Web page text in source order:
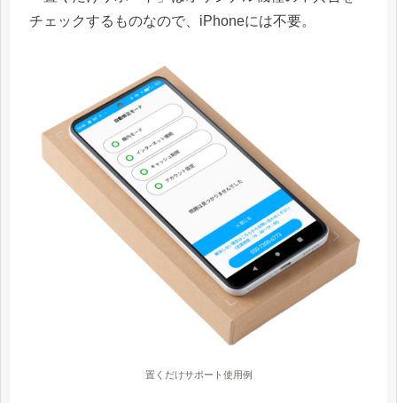
チェックするものなので、iPhoneには不要。
置くだけサポート使用例